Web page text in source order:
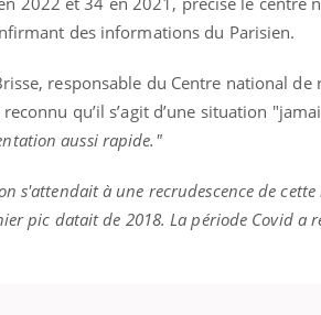
des informations du Parisien.
responsable du Centre national
qu’il s’agit d’une situation
aussi rapide."
s'attendait à une recrudescence de
pic datait de 2018. La période Covid a